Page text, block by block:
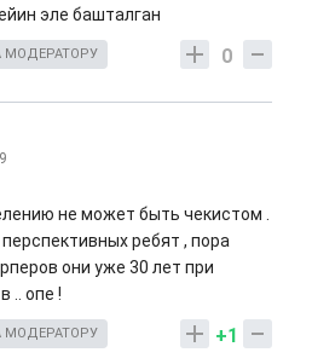
эле башталган
0
МОДЕРАТОРУ
не может быть чекистом .
ребят , пора
они уже 30 лет при
.. опе !
+1
МОДЕРАТОРУ